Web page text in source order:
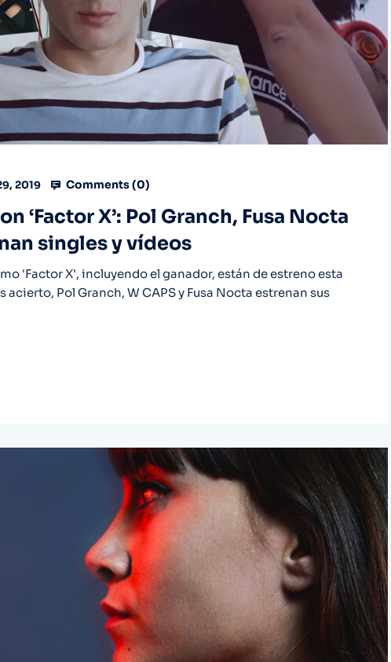
2019 Comments (0)
‘Factor X’: Pol Granch, Fusa Nocta
singles y vídeos
'Factor X', incluyendo el ganador, están de estreno esta
acierto, Pol Granch, W CAPS y Fusa Nocta estrenan sus